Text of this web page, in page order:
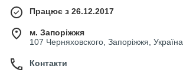
Працює з 26.12.2017
м. Запоріжжя
107 Черняховского, Запоріжжя, Україна
Контакти